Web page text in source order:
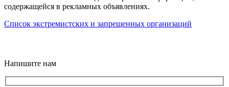
содержащейся в рекламных объявлениях.
Список экстремистских и запрещенных организаций
Напишите нам